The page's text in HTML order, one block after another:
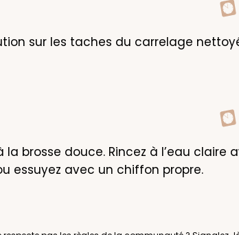
sur les taches du carrelage
la brosse douce. Rincez à l’eau claire
essuyez avec un chiffon propre.